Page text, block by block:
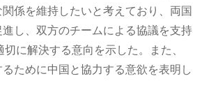
係を維持したいと考えており、両国
し、双方のチームによる協議を支持
に解決する意向を示した。また、
ために中国と協力する意欲を表明し